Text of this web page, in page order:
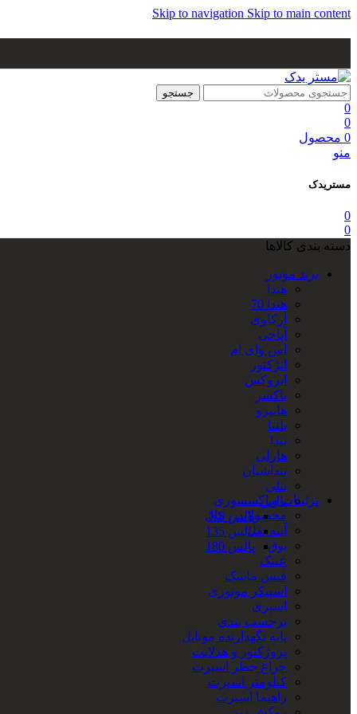
Skip to navigation Skip to main content
جستجو
0
0
0 محصول
منو
مستریدک
0
0
دسته بندی کالاها
برند موتور
هندا
هندا 70
آرکاوی
آپاچی
اس وای ام
انژکتور
ایروکس
باکسر
هایپرو
بلنتا
بندا
هارلی
بنداشیان
بنلی
پالس
پالس NS
پالس 135
پالس 180
تزئینات و اکسسوری
محصولات رنتال
آینه بغل
بوق
عینک
فیس ماسک
اسپیکر موتوری
اسپری
برچسب بندی
پایه نگهدارنده موبایل
پروژکتور و هدلایت
چراغ خطر اسپرت
کیلومتر اسپرت
راهنما اسپرت